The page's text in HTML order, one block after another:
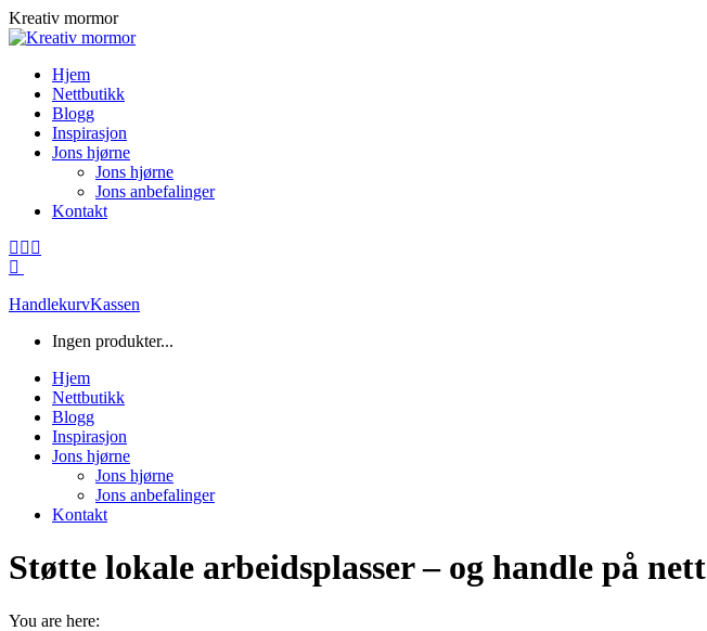
Skip
to
Kreativ mormor
Hjem
Nettbutikk
Blogg
Inspirasjon
Jons hjørne
Jons hjørne
Jons anbefalinger
Kontakt
Facebook
in
window
Instagram
in
window
in
window
HandlekurvKassen
Ingen produkter...
Hjem
Nettbutikk
Blogg
Inspirasjon
Jons hjørne
Jons hjørne
Jons anbefalinger
Kontakt
Støtte lokale arbeidsplasser – og handle på nett
You are here: